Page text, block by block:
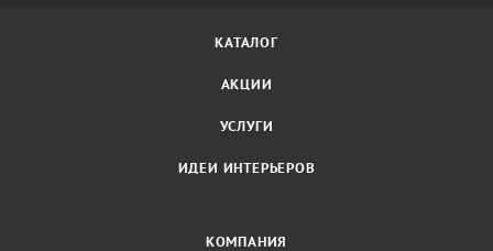
КАТАЛОГ
АКЦИИ
УСЛУГИ
ИДЕИ ИНТЕРЬЕРОВ
КОМПАНИЯ